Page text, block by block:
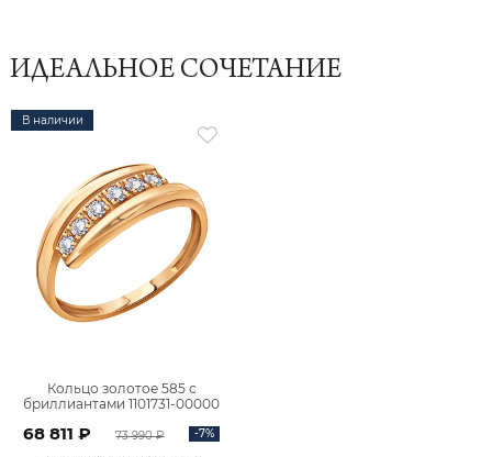
ИДЕАЛЬНОЕ СОЧЕТАНИЕ
В наличии
Кольцо золотое 585 с
бриллиантами 1101731-00000
68 811 ₽ 73 990 ₽ -7%